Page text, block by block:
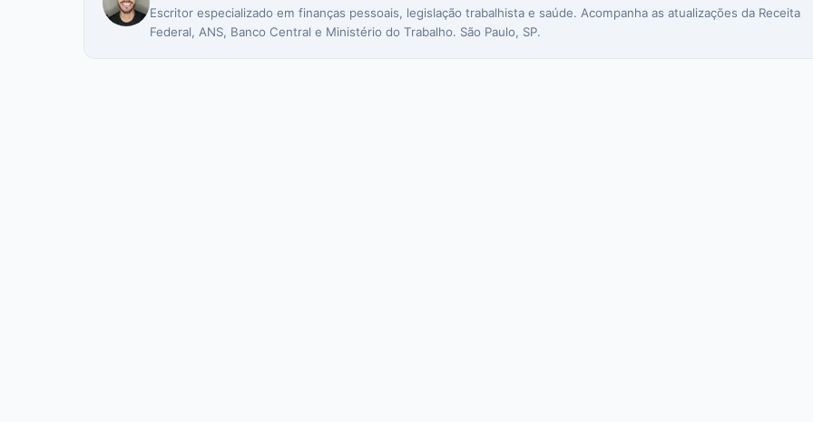
Escritor especializado em finanças pessoais, legislação trabalhista e saúde. Acompanha as atualizações da Receita
Federal, ANS, Banco Central e Ministério do Trabalho. São Paulo, SP.